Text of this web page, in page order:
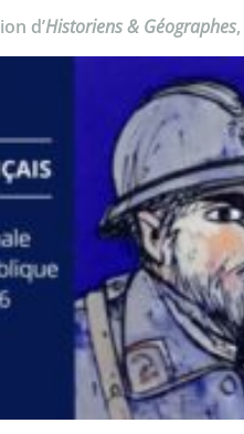
d’Historiens & Géographes